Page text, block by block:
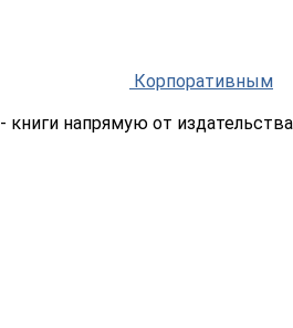
Корпоративным
- книги напрямую от издательства